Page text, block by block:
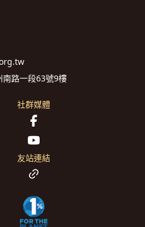
路一段63號9樓
社群媒體
友站連結